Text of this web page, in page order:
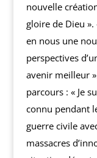
nouvelle
gloire de Dieu ».
en nous une
perspectives
avenir meilleur
parcours : « Je
connu pendant
guerre civile
massacres